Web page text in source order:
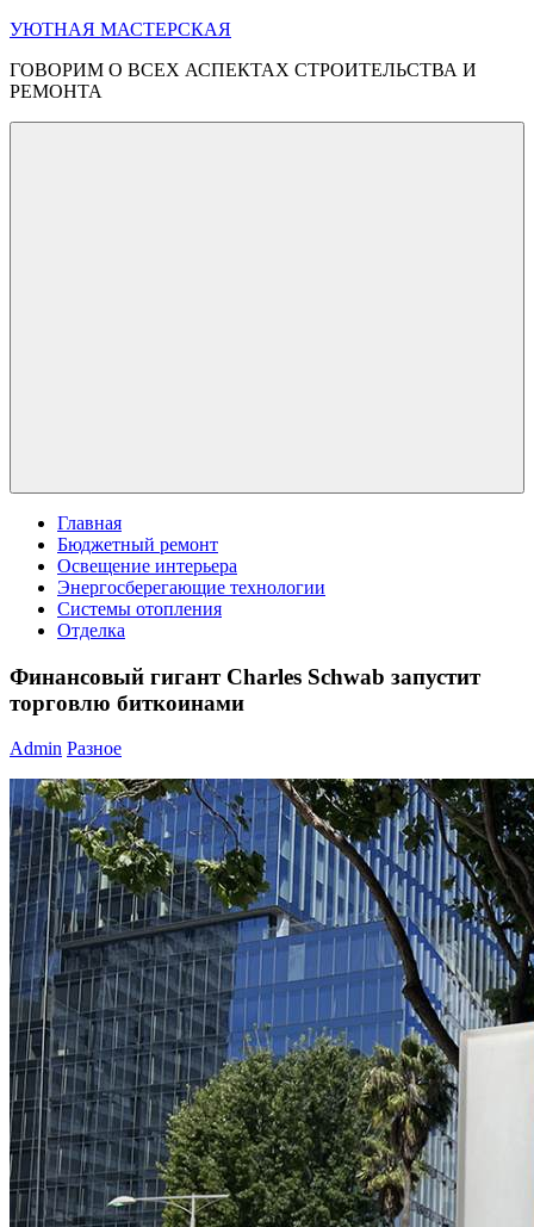
Перейти
содержимому
УЮТНАЯ МАСТЕРСКАЯ
ГОВОРИМ О ВСЕХ АСПЕКТАХ СТРОИТЕЛЬСТВА И
РЕМОНТА
Главная
Бюджетный ремонт
Освещение интерьера
Энергосберегающие технологии
Системы отопления
Отделка
Финансовый гигант Charles Schwab запустит
торговлю биткоинами
Admin Разное